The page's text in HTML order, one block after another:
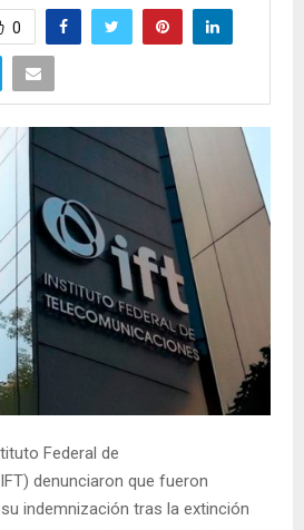
0
Federal de
denunciaron que fueron
indemnización tras la extinción